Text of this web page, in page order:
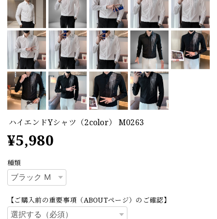
ハイエンドYシャツ（2color） M0263
¥5,980
種類
【ご購入前の重要事項（ABOUTページ）のご確認】